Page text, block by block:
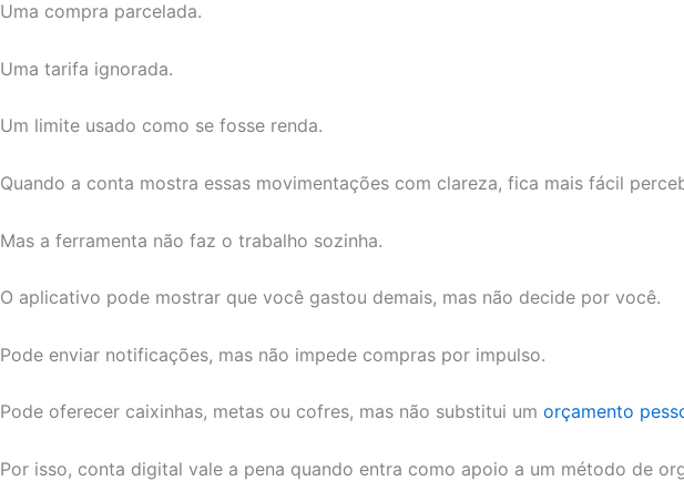
Uma compra parcelada.
Uma tarifa ignorada.
Um limite usado como se fosse renda.
Quando a conta mostra essas movimentações com clareza, fica mais fácil
Mas a ferramenta não faz o trabalho sozinha.
O aplicativo pode mostrar que você gastou demais, mas não decide por você.
Pode enviar notificações, mas não impede compras por impulso.
Pode oferecer caixinhas, metas ou cofres, mas não substitui um orçamento
Por isso, conta digital vale a pena quando entra como apoio a um método de